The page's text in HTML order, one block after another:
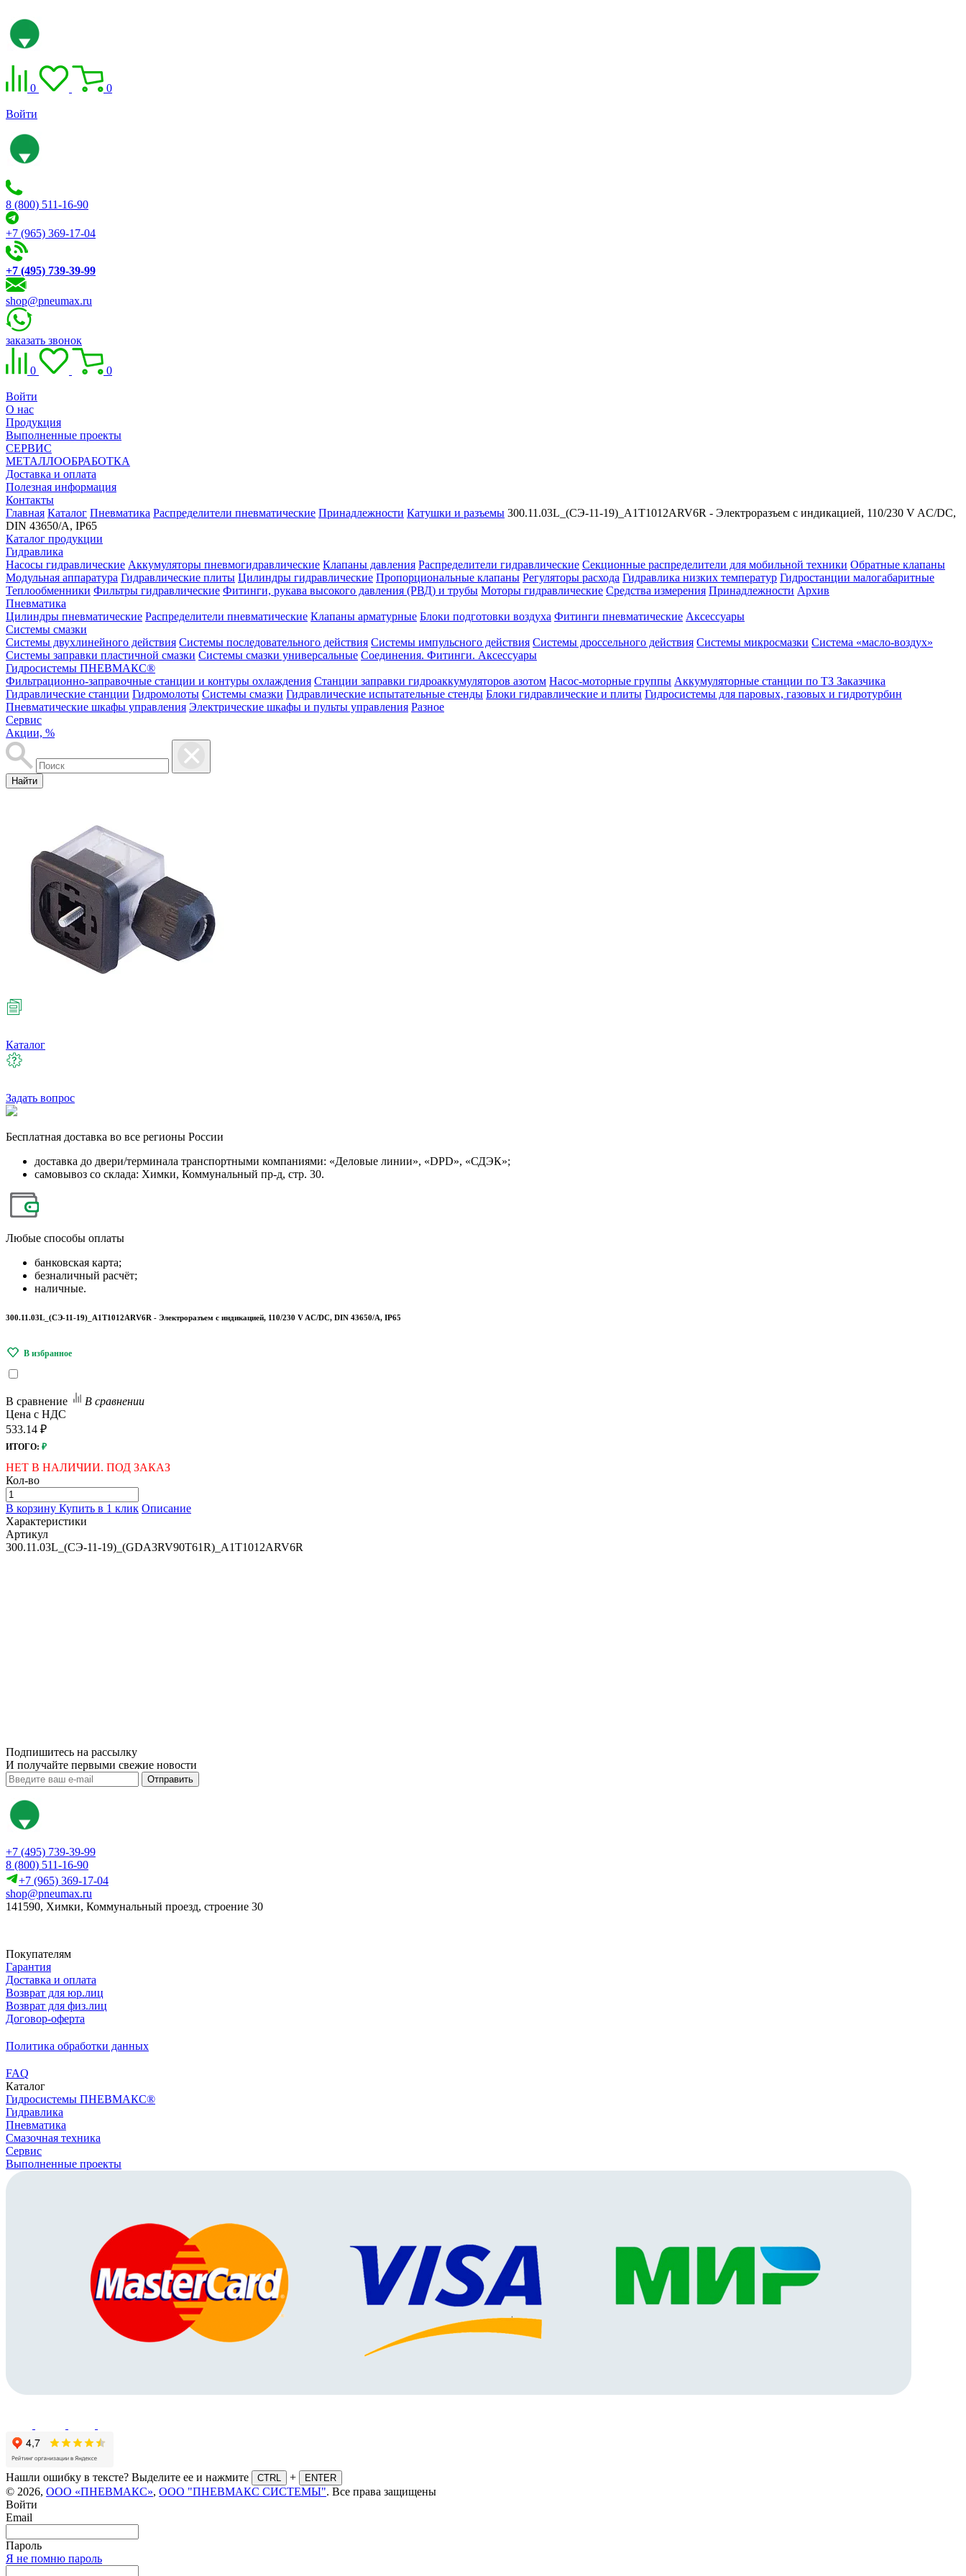
0 0
Войти
8 (800) 511-16-90
+7 (965) 369-17-04
+7 (495) 739-39-99
shop@pneumax.ru
заказать звонок
0 0
Войти
О нас
Продукция
Выполненные проекты
СЕРВИС
МЕТАЛЛООБРАБОТКА
Доставка и оплата
Полезная информация
Контакты
Главная Каталог Пневматика Распределители пневматические Принадлежности Катушки и разъемы 300.11.03L_(СЭ-11-19)_A1T1012ARV6R - Электроразъем c индикацией, 110/230 V AC/DC,
DIN 43650/A, IP65
Каталог продукции
Гидравлика
Насосы гидравлические Аккумуляторы пневмогидравлические Клапаны давления Распределители гидравлические Секционные распределители для мобильной техники Обратные клапаны
Модульная аппаратура Гидравлические плиты Цилиндры гидравлические Пропорциональные клапаны Регуляторы расхода Гидравлика низких температур Гидростанции малогабаритные
Теплообменники Фильтры гидравлические Фитинги, рукава высокого давления (РВД) и трубы Моторы гидравлические Средства измерения Принадлежности Архив
Пневматика
Цилиндры пневматические Распределители пневматические Клапаны арматурные Блоки подготовки воздуха Фитинги пневматические Аксессуары
Системы смазки
Системы двухлинейного действия Системы последовательного действия Системы импульсного действия Системы дроссельного действия Системы микросмазки Система «масло-воздух»
Системы заправки пластичной смазки Системы смазки универсальные Соединения. Фитинги. Аксессуары
Гидросистемы ПНЕВМАКС®
Фильтрационно-заправочные станции и контуры охлаждения Станции заправки гидроаккумуляторов азотом Насос-моторные группы Аккумуляторные станции по ТЗ Заказчика
Гидравлические станции Гидромолоты Системы смазки Гидравлические испытательные стенды Блоки гидравлические и плиты Гидросистемы для паровых, газовых и гидротурбин
Пневматические шкафы управления Электрические шкафы и пульты управления Разное
Сервис
Акции, %
Найти
Каталог
Задать вопрос
Бесплатная доставка во все регионы России
доставка до двери/терминала транспортными компаниями: «Деловые линии», «DPD», «СДЭК»;
самовывоз со склада: Химки, Коммунальный пр-д, стр. 30.
Любые способы оплаты
банковская карта;
безналичный расчёт;
наличные.
300.11.03L_(СЭ-11-19)_A1T1012ARV6R - Электроразъем c индикацией, 110/230 V AC/DC, DIN 43650/A, IP65
В сравнение
В сравнении
Цена с НДС
533.14 ₽
ИТОГО: ₽
НЕТ В НАЛИЧИИ. ПОД ЗАКАЗ
Кол-во
В корзину Купить в 1 клик Описание
Характеристики
Артикул
300.11.03L_(СЭ-11-19)_(GDA3RV90T61R)_A1T1012ARV6R
Подпишитесь на рассылку
И получайте первыми свежие новости
Отправить
+7 (495) 739-39-99
8 (800) 511-16-90
+7 (965) 369-17-04
shop@pneumax.ru
141590, Химки, Коммунальный проезд, строение 30
Покупателям
Гарантия
Доставка и оплата
Возврат для юр.лиц
Возврат для физ.лиц
Договор-оферта
Политика обработки данных
FAQ
Каталог
Гидросистемы ПНЕВМАКС®
Гидравлика
Пневматика
Смазочная техника
Сервис
Выполненные проекты
Нашли ошибку в тексте? Выделите ее и нажмите CTRL + ENTER
© 2026, ООО «ПНЕВМАКС», ООО "ПНЕВМАКС СИСТЕМЫ". Все права защищены
Войти
Email
Пароль
Я не помню пароль